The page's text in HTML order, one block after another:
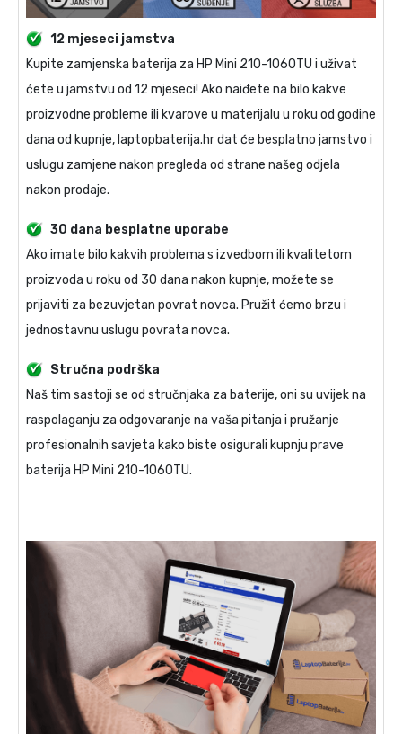
12 mjeseci jamstva
Kupite zamjenska baterija za HP Mini 210-1060TU i uživat
ćete u jamstvu od 12 mjeseci! Ako naiđete na bilo kakve
proizvodne probleme ili kvarove u materijalu u roku od godine
dana od kupnje, laptopbaterija.hr dat će besplatno jamstvo i
uslugu zamjene nakon pregleda od strane našeg odjela
nakon prodaje.
30 dana besplatne uporabe
Ako imate bilo kakvih problema s izvedbom ili kvalitetom
proizvoda u roku od 30 dana nakon kupnje, možete se
prijaviti za bezuvjetan povrat novca. Pružit ćemo brzu i
jednostavnu uslugu povrata novca.
Stručna podrška
Naš tim sastoji se od stručnjaka za baterije, oni su uvijek na
raspolaganju za odgovaranje na vaša pitanja i pružanje
profesionalnih savjeta kako biste osigurali kupnju prave
baterija HP Mini 210-1060TU.